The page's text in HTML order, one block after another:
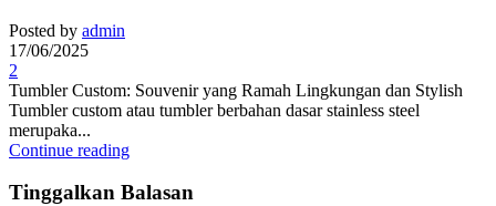
Posted by admin
17/06/2025
2
Tumbler Custom: Souvenir yang Ramah Lingkungan dan Stylish
Tumbler custom atau tumbler berbahan dasar stainless steel
merupaka...
Continue reading
Tinggalkan Balasan